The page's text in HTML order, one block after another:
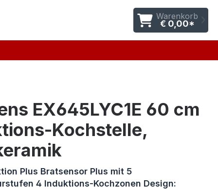
Warenkorb
€ 0,00*
EX645LYC1E 60 cm
Kochstelle,
Plus Bratsensor Plus mit 5
4 Induktions-Kochzonen Design: